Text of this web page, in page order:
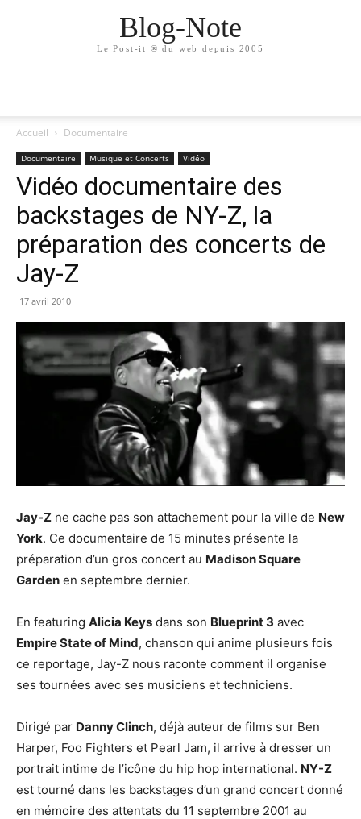
Blog-Note
Le Post-it ® du web depuis 2005
Accueil Documentaire
Documentaire Musique et Concerts Vidéo
Vidéo documentaire des
backstages de NY-Z, la
préparation des concerts de
Jay-Z
17 avril 2010
Jay-Z ne cache pas son attachement pour la ville de New
York. Ce documentaire de 15 minutes présente la
préparation d’un gros concert au Madison Square
Garden en septembre dernier.
En featuring Alicia Keys dans son Blueprint 3 avec
Empire State of Mind, chanson qui anime plusieurs fois
ce reportage, Jay-Z nous raconte comment il organise
ses tournées avec ses musiciens et techniciens.
Dirigé par Danny Clinch, déjà auteur de films sur Ben
Harper, Foo Fighters et Pearl Jam, il arrive à dresser un
portrait intime de l’icône du hip hop international. NY-Z
est tourné dans les backstages d’un grand concert donné
en mémoire des attentats du 11 septembre 2001 au